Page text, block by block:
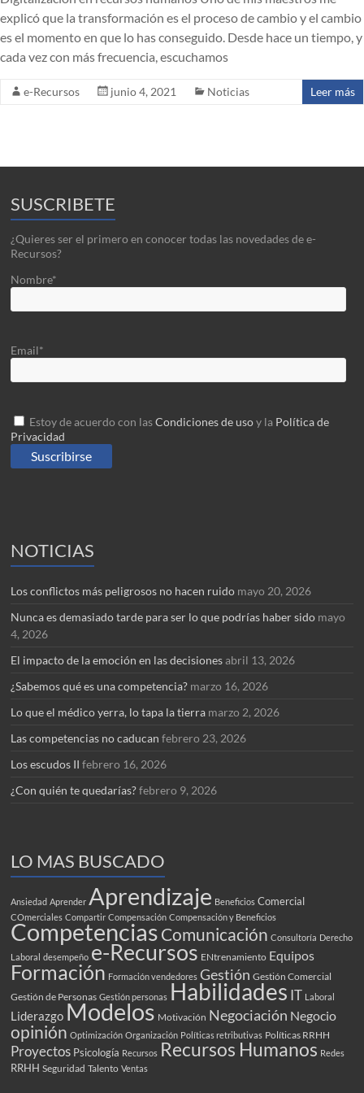
explicó que la transformación es el proceso de cambio y el cambio
es el momento en que lo has conseguido. Desde hace un tiempo, y
cada vez con más frecuencia, escuchamos
e-Recursos junio 4, 2021 Noticias Leer más
SUSCRIBETE
¿Quieres ser el primero en conocer todas las novedades de e-
Recursos?
Nombre*
Email*
Estoy de acuerdo con lasCondiciones de usoy la Política de
Privacidad
NOTICIAS
Los conflictos más peligrosos no hacen ruido mayo 20, 2026
Nunca es demasiado tarde para ser lo que podrías haber sido mayo
4, 2026
El impacto de la emoción en las decisiones abril 13, 2026
¿Sabemos qué es una competencia? marzo 16, 2026
Lo que el médico yerra, lo tapa la tierra marzo 2, 2026
Las competencias no caducan febrero 23, 2026
Los escudos II febrero 16, 2026
¿Con quién te quedarías? febrero 9, 2026
LO MAS BUSCADO
Ansiedad Aprender Aprendizaje Beneficios Comercial
COmerciales Compartir Compensación Compensación y Beneficios
Competencias Comunicación Consultoría Derecho
Laboral desempeño e-Recursos ENtrenamiento Equipos
Formación Formación vendedores Gestión Gestión Comercial
Gestión de Personas Gestión personas Habilidades IT Laboral
Liderazgo Modelos Motivación Negociación Negocio
opinión Optimización Organización Políticas retributivas Políticas RRHH
Proyectos Psicología Recursos Recursos Humanos Redes
RRHH Seguridad Talento Ventas